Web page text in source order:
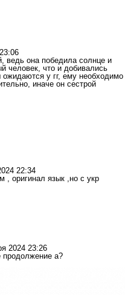
ведь она победила солнце и
человек, что и добивались
у гг, ему необходимо
иначе он сестрой
22:34
, оригинал язык ,но с укр
2024 23:26
продолжение а?